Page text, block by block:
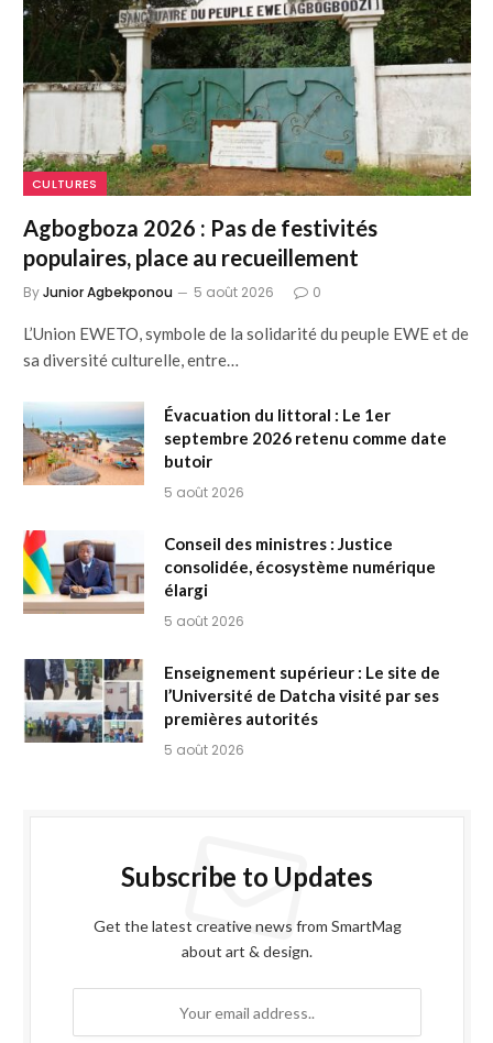
CULTURES
Agbogboza 2026 : Pas de festivités
populaires, place au recueillement
ByJunior Agbekponou 5 août 2026 0
L’Union EWETO, symbole de la solidarité du peuple EWE et de
sa diversité culturelle, entre…
Évacuation du littoral : Le 1er
septembre 2026 retenu comme date
butoir
5 août 2026
Conseil des ministres : Justice
consolidée, écosystème numérique
élargi
5 août 2026
Enseignement supérieur : Le site de
l’Université de Datcha visité par ses
premières autorités
5 août 2026
Subscribe to Updates
Get the latest creative news from SmartMag
about art & design.